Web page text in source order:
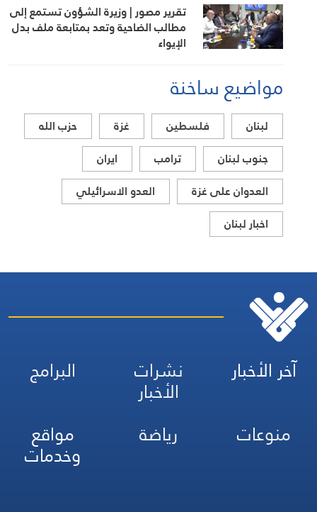
تقرير مصور | وزيرة الشؤون تستمع إلى
مطالب الضاحية وتعد بمتابعة ملف بدل
الإيواء
مواضيع ساخنة
لبنان فلسطين غزة
حزب الله
جنوب لبنان
ترامب
ايران
العدوان على غزة
العدو الاسرائيلي
اخبار لبنان
آخر الأخبار نشرات
الأخبار
البرامج
منوعات
رياضة مواقع
وخدمات